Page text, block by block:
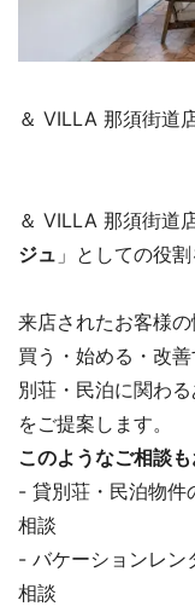
＆ VILLA 那須街道
＆ VILLA 那須街道
ジュ 」としての役割
来店されたお客様
買う・始める・改善
別荘・民泊に関わ
をご提案します。
このようなご相談
- 貸別荘・民泊物件
相談
- バケーションレン
相談